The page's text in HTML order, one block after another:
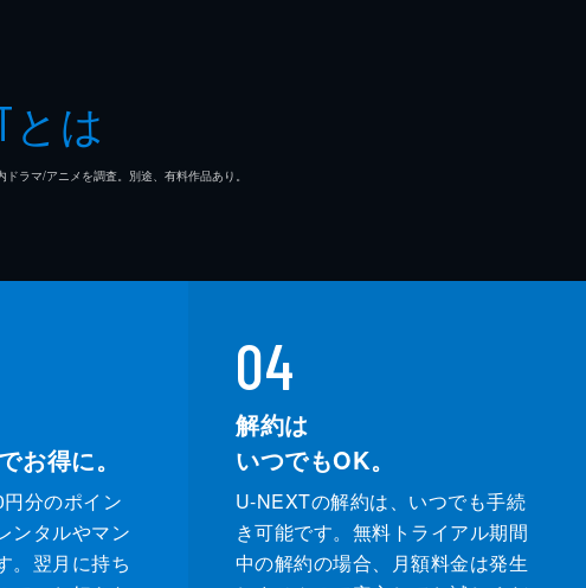
とは
ラマ/アニメを調査。別途、有料作品あり。
お得に。
分のポイン
ンタルやマン
。翌月に持ち
04
解約は
いつでもOK。
U-NEXTの解約は、いつでも手続
き可能です。無料トライアル期間
中の解約の場合、月額料金は発生